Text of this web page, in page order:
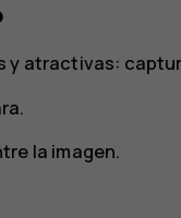
y atractivas:
.
la imagen.